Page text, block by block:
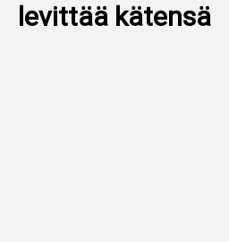
KALLE ROVANPERÄ
levittää kätensä